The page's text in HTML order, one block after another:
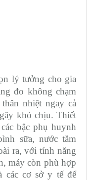
lý tưởng cho gia
đo không chạm
nhiệt ngay cả
khó chịu. Thiết
bậc phụ huynh
sữa, nước tắm
ra, với tính năng
máy còn phù hợp
các cơ sở y tế để